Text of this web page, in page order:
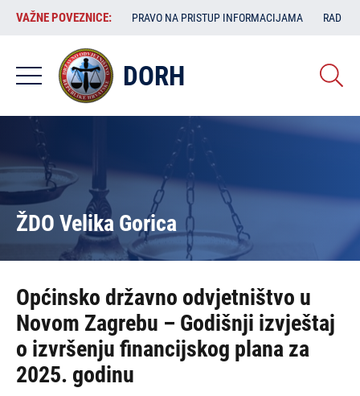
Skoči
sadržaj
VAŽNE
POVEZNICE:
VAŽNE POVEZNICE: PRAVO NA PRISTUP INFORMACIJAMA RAD
DORH
ŽDO Velika Gorica
Općinsko državno odvjetništvo u
Novom Zagrebu – Godišnji izvještaj
o izvršenju financijskog plana za
2025. godinu